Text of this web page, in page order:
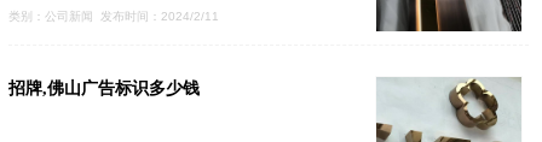
类别：公司新闻 发布时间：2024/2/11
招牌,佛山广告标识多少钱